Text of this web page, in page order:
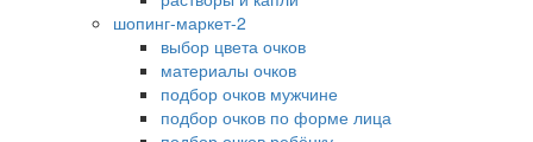
шопинг-маркет-2
выбор цвета очков
материалы очков
подбор очков мужчине
подбор очков по форме лица